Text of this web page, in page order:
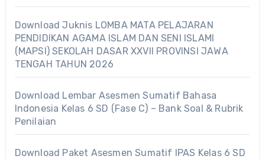
Download Juknis LOMBA MATA PELAJARAN
PENDIDIKAN AGAMA ISLAM DAN SENI ISLAMI
(MAPSI) SEKOLAH DASAR XXVII PROVINSI JAWA
TENGAH TAHUN 2026
Download Lembar Asesmen Sumatif Bahasa
Indonesia Kelas 6 SD (Fase C) – Bank Soal & Rubrik
Penilaian
Download Paket Asesmen Sumatif IPAS Kelas 6 SD